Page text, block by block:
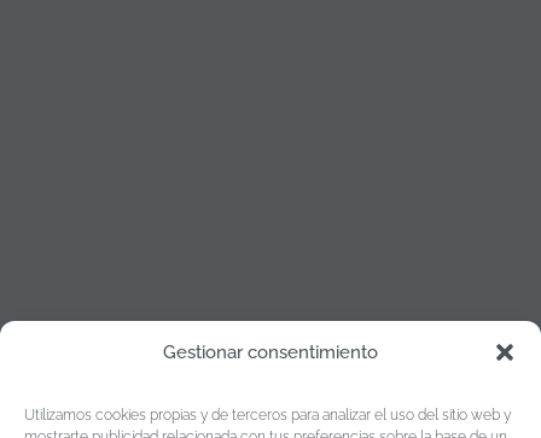
Gestionar consentimiento
Utilizamos cookies propias y de terceros para analizar el uso del sitio web y
Política de Privacidad